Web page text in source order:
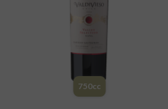
750cc